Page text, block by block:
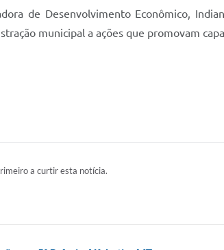
de Desenvolvimento Econômico,
municipal a ações que promovam
a curtir esta notícia.